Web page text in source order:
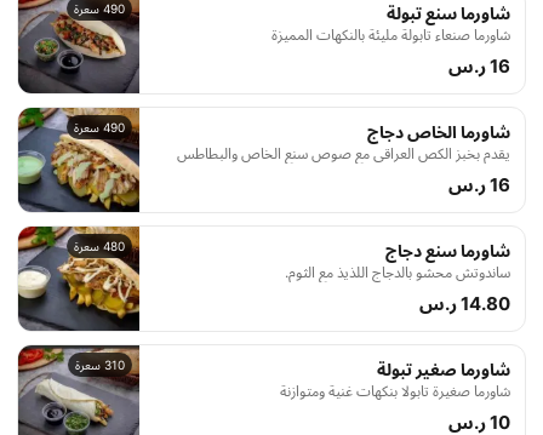
490 سعرة شاورما سنع تبولة
شاورما صنعاء تابولة مليئة بالنكهات المميزة
16 ر.س
490 سعرة شاورما الخاص دجاج
يقدم بخبز الكص العراقي مع صوص سنع الخاص والبطاطس
16 ر.س
480 سعرة شاورما سنع دجاج
ساندوتش محشو بالدجاج اللذيذ مع الثوم.
14.80 ر.س
310 سعرة شاورما صغير تبولة
شاورما صغيرة تابولا بنكهات غنية ومتوازنة
10 ر.س